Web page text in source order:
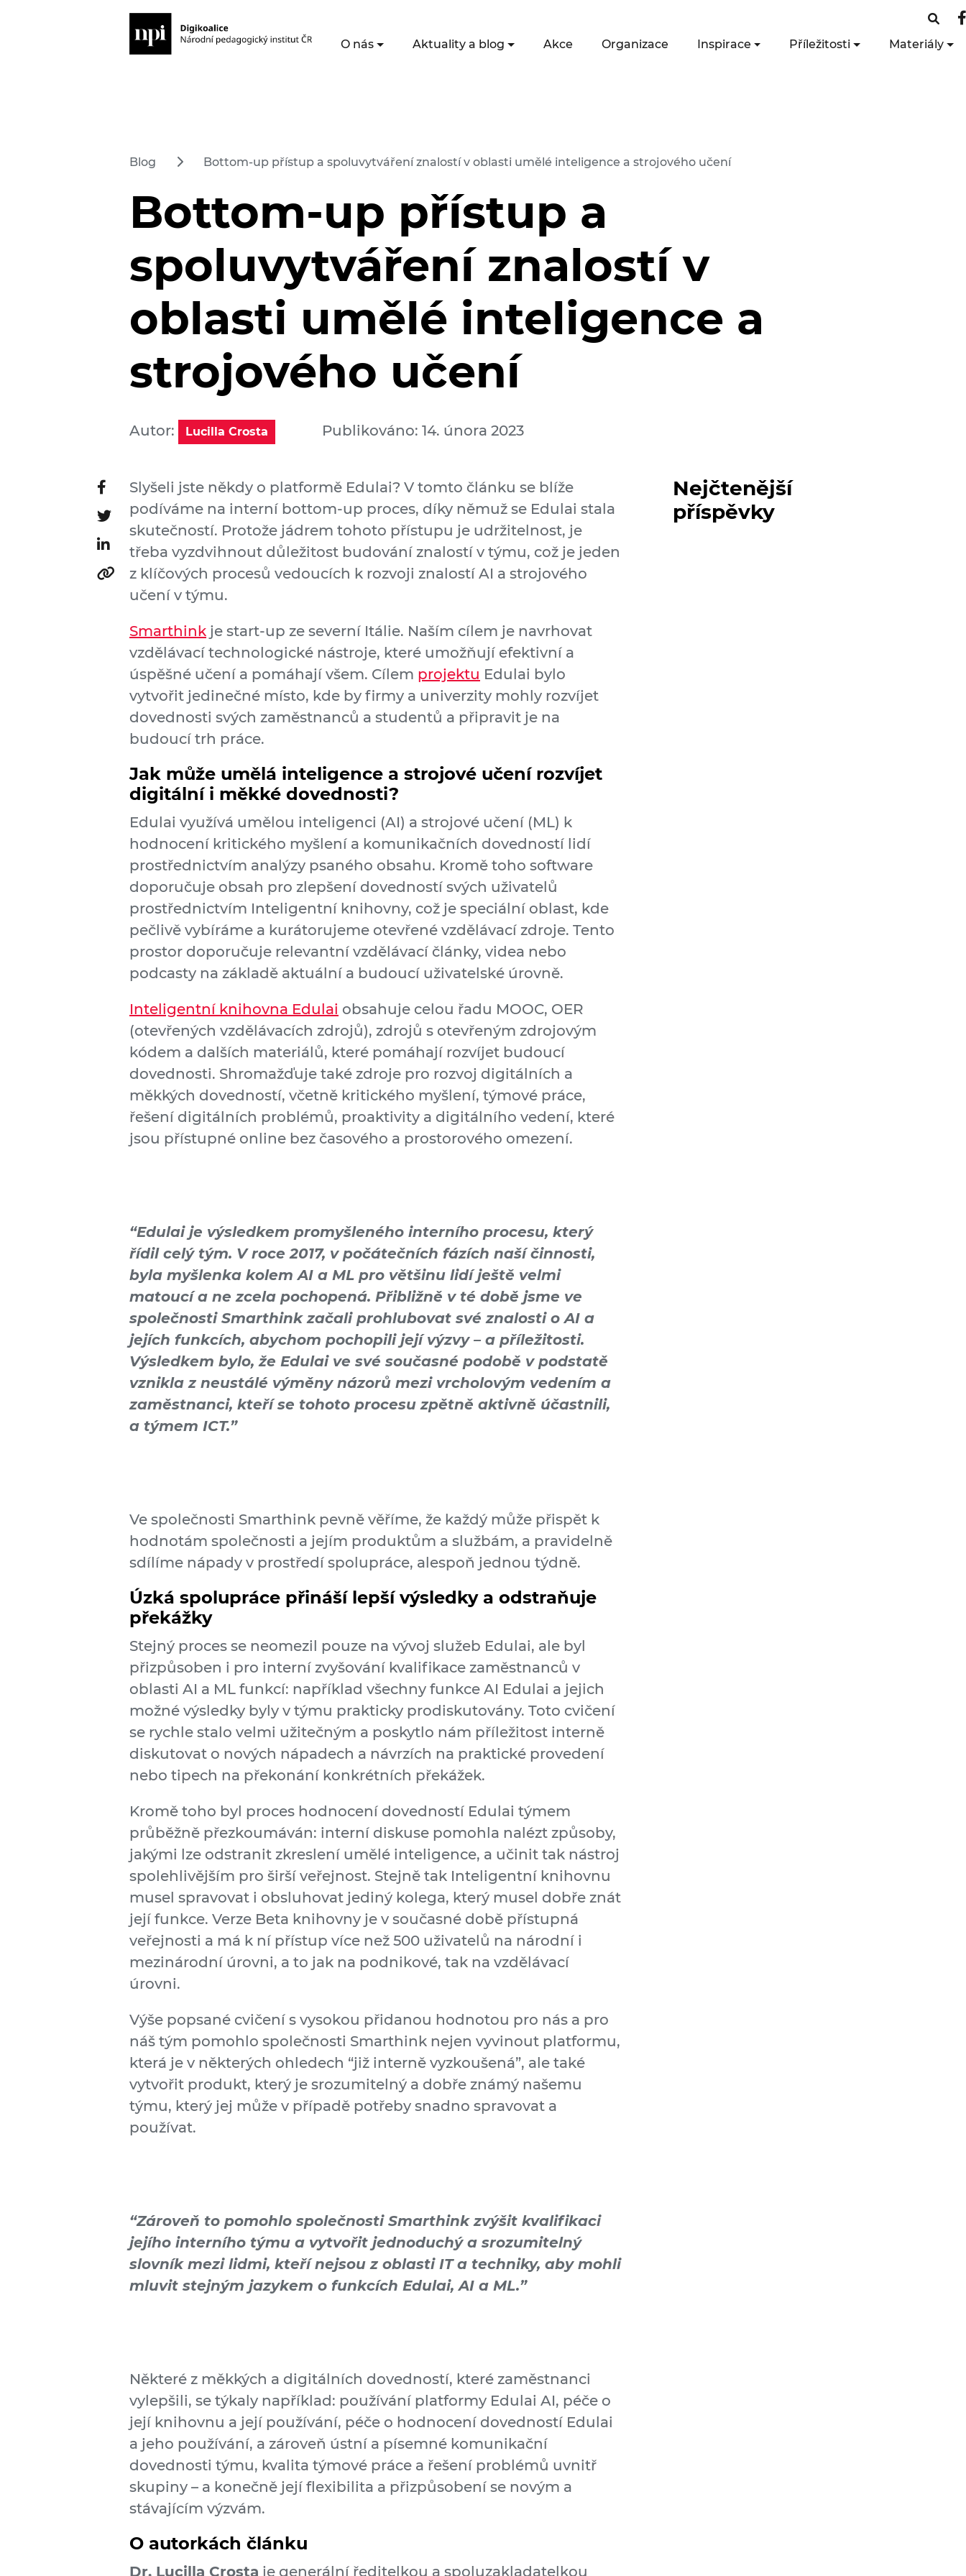
O nás Aktuality a blog Akce Organizace Inspirace Příležitosti Materiály
Blog Bottom-up přístup a spoluvytváření znalostí v oblasti umělé inteligence a strojového učení
Bottom-up přístup a
spoluvytváření znalostí v
oblasti umělé inteligence a
strojového učení
Autor: Lucilla Crosta Publikováno: 14. února 2023
Slyšeli jste někdy o platformě Edulai? V tomto článku se blíže
podíváme na interní bottom-up proces, díky němuž se Edulai stala
skutečností. Protože jádrem tohoto přístupu je udržitelnost, je
třeba vyzdvihnout důležitost budování znalostí v týmu, což je jeden
z klíčových procesů vedoucích k rozvoji znalostí AI a strojového
učení v týmu.
Smarthink je start-up ze severní Itálie. Naším cílem je navrhovat
vzdělávací technologické nástroje, které umožňují efektivní a
úspěšné učení a pomáhají všem. Cílem projektu Edulai bylo
vytvořit jedinečné místo, kde by firmy a univerzity mohly rozvíjet
dovednosti svých zaměstnanců a studentů a připravit je na
budoucí trh práce.
Jak může umělá inteligence a strojové učení rozvíjet
digitální i měkké dovednosti?
Edulai využívá umělou inteligenci (AI) a strojové učení (ML) k
hodnocení kritického myšlení a komunikačních dovedností lidí
prostřednictvím analýzy psaného obsahu. Kromě toho software
doporučuje obsah pro zlepšení dovedností svých uživatelů
prostřednictvím Inteligentní knihovny, což je speciální oblast, kde
pečlivě vybíráme a kurátorujeme otevřené vzdělávací zdroje. Tento
prostor doporučuje relevantní vzdělávací články, videa nebo
podcasty na základě aktuální a budoucí uživatelské úrovně.
Inteligentní knihovna Edulai obsahuje celou řadu MOOC, OER
(otevřených vzdělávacích zdrojů), zdrojů s otevřeným zdrojovým
kódem a dalších materiálů, které pomáhají rozvíjet budoucí
dovednosti. Shromažďuje také zdroje pro rozvoj digitálních a
měkkých dovedností, včetně kritického myšlení, týmové práce,
řešení digitálních problémů, proaktivity a digitálního vedení, které
jsou přístupné online bez časového a prostorového omezení.
“Edulai je výsledkem promyšleného interního procesu, který
řídil celý tým. V roce 2017, v počátečních fázích naší činnosti,
byla myšlenka kolem AI a ML pro většinu lidí ještě velmi
matoucí a ne zcela pochopená. Přibližně v té době jsme ve
společnosti Smarthink začali prohlubovat své znalosti o AI a
jejích funkcích, abychom pochopili její výzvy – a příležitosti.
Výsledkem bylo, že Edulai ve své současné podobě v podstatě
vznikla z neustálé výměny názorů mezi vrcholovým vedením a
zaměstnanci, kteří se tohoto procesu zpětně aktivně účastnili,
a týmem ICT.”
Ve společnosti Smarthink pevně věříme, že každý může přispět k
hodnotám společnosti a jejím produktům a službám, a pravidelně
sdílíme nápady v prostředí spolupráce, alespoň jednou týdně.
Úzká spolupráce přináší lepší výsledky a odstraňuje
překážky
Stejný proces se neomezil pouze na vývoj služeb Edulai, ale byl
přizpůsoben i pro interní zvyšování kvalifikace zaměstnanců v
oblasti AI a ML funkcí: například všechny funkce AI Edulai a jejich
možné výsledky byly v týmu prakticky prodiskutovány. Toto cvičení
se rychle stalo velmi užitečným a poskytlo nám příležitost interně
diskutovat o nových nápadech a návrzích na praktické provedení
nebo tipech na překonání konkrétních překážek.
Kromě toho byl proces hodnocení dovedností Edulai týmem
průběžně přezkoumáván: interní diskuse pomohla nalézt způsoby,
jakými lze odstranit zkreslení umělé inteligence, a učinit tak nástroj
spolehlivějším pro širší veřejnost. Stejně tak Inteligentní knihovnu
musel spravovat i obsluhovat jediný kolega, který musel dobře znát
její funkce. Verze Beta knihovny je v současné době přístupná
veřejnosti a má k ní přístup více než 500 uživatelů na národní i
mezinárodní úrovni, a to jak na podnikové, tak na vzdělávací
úrovni.
Výše popsané cvičení s vysokou přidanou hodnotou pro nás a pro
náš tým pomohlo společnosti Smarthink nejen vyvinout platformu,
která je v některých ohledech “již interně vyzkoušená”, ale také
vytvořit produkt, který je srozumitelný a dobře známý našemu
týmu, který jej může v případě potřeby snadno spravovat a
používat.
“Zároveň to pomohlo společnosti Smarthink zvýšit kvalifikaci
jejího interního týmu a vytvořit jednoduchý a srozumitelný
slovník mezi lidmi, kteří nejsou z oblasti IT a techniky, aby mohli
mluvit stejným jazykem o funkcích Edulai, AI a ML.”
Některé z měkkých a digitálních dovedností, které zaměstnanci
vylepšili, se týkaly například: používání platformy Edulai AI, péče o
její knihovnu a její používání, péče o hodnocení dovedností Edulai
a jeho používání, a zároveň ústní a písemné komunikační
dovednosti týmu, kvalita týmové práce a řešení problémů uvnitř
skupiny – a konečně její flexibilita a přizpůsobení se novým a
stávajícím výzvám.
O autorkách článku
Dr. Lucilla Crosta je generální ředitelkou a spoluzakladatelkou
Nejčtenější
příspěvky